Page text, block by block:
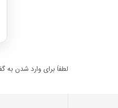
لطفاَ برای وارد شدن به